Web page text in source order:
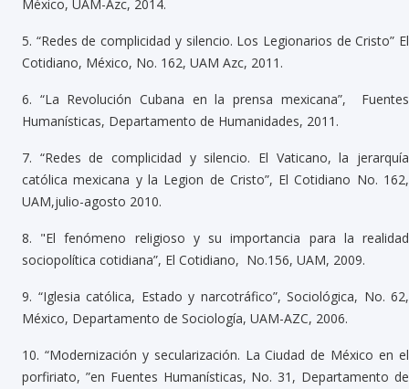
México, UAM-Azc, 2014.
5. “Redes de complicidad y silencio. Los Legionarios de Cristo” El
Cotidiano, México, No. 162, UAM Azc, 2011.
6. “La Revolución Cubana en la prensa mexicana”, Fuentes
Humanísticas, Departamento de Humanidades, 2011.
7. “Redes de complicidad y silencio. El Vaticano, la jerarquía
católica mexicana y la Legion de Cristo”, El Cotidiano No. 162,
UAM,julio-agosto 2010.
8. "El fenómeno religioso y su importancia para la realidad
sociopolítica cotidiana”, El Cotidiano, No.156, UAM, 2009.
9. “Iglesia católica, Estado y narcotráfico”, Sociológica, No. 62,
México, Departamento de Sociología, UAM-AZC, 2006.
10. “Modernización y secularización. La Ciudad de México en el
porfiriato, ”en Fuentes Humanísticas, No. 31, Departamento de